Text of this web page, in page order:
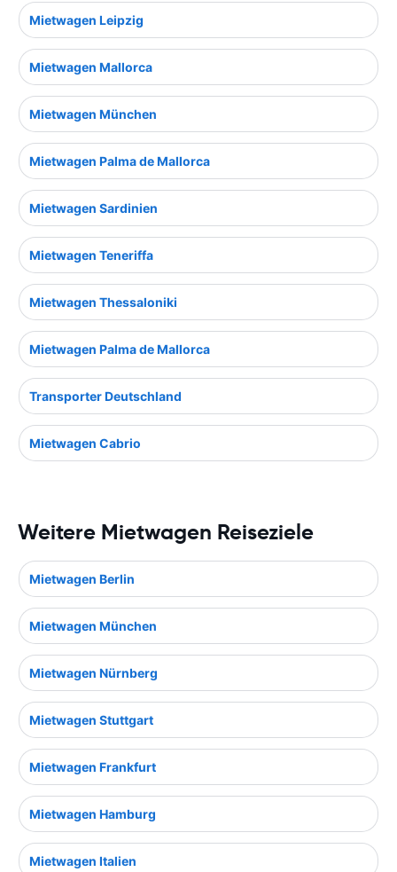
Mietwagen Leipzig
Mietwagen Mallorca
Mietwagen München
Mietwagen Palma de Mallorca
Mietwagen Sardinien
Mietwagen Teneriffa
Mietwagen Thessaloniki
Mietwagen Palma de Mallorca
Transporter Deutschland
Mietwagen Cabrio
Weitere Mietwagen Reiseziele
Mietwagen Berlin
Mietwagen München
Mietwagen Nürnberg
Mietwagen Stuttgart
Mietwagen Frankfurt
Mietwagen Hamburg
Mietwagen Italien